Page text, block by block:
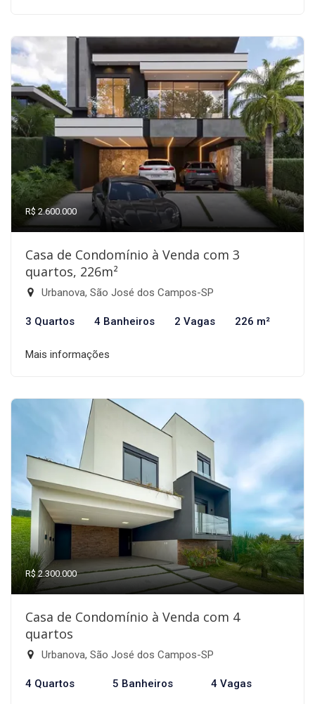
R$ 2.600.000
Casa de Condomínio à Venda com 3
quartos, 226m²
Urbanova, São José dos Campos-SP
3 Quartos 4 Banheiros 2 Vagas 226 m²
Mais informações
R$ 2.300.000
Casa de Condomínio à Venda com 4
quartos
Urbanova, São José dos Campos-SP
4 Quartos 5 Banheiros 4 Vagas